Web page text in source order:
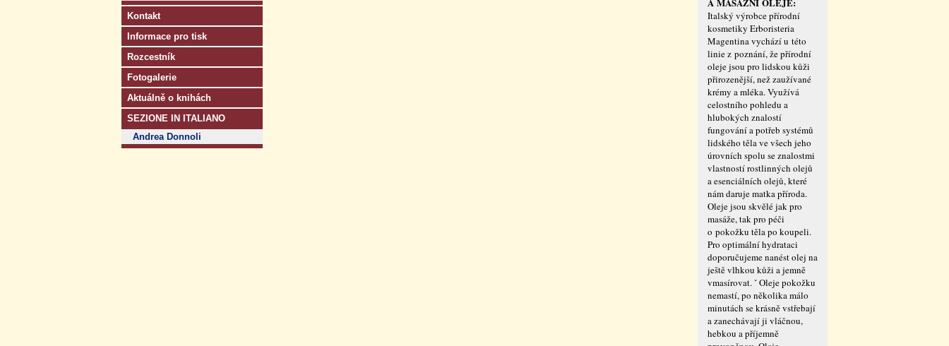
Kontakt
Informace pro tisk
Rozcestník
Fotogalerie
Aktuálně o knihách
SEZIONE IN ITALIANO
Andrea Donnoli
Italský výrobce přírodní
kosmetiky Erboristeria
Magentina vychází u této
linie z poznání, že přírodní
oleje jsou pro lidskou kůži
přirozenější, než zaužívané
krémy a mléka. Využívá
celostního pohledu a
hlubokých znalostí
fungování a potřeb systémů
lidského těla ve všech jeho
úrovních spolu se znalostmi
vlastností rostlinných olejů
a esenciálních olejů, které
nám daruje matka příroda.
Oleje jsou skvělé jak pro
masáže, tak pro péči
o pokožku těla po koupeli.
Pro optimální hydrataci
doporučujeme nanést olej na
ještě vlhkou kůži a jemně
vmasírovat. ˇ Oleje pokožku
nemastí, po několika málo
minutách se krásně vstřebají
a zanechávají ji vláčnou,
hebkou a příjemně